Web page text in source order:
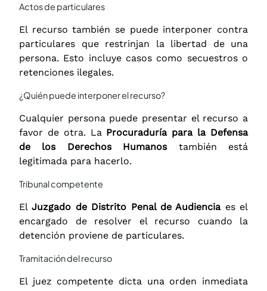
Actos de particulares
El recurso también se puede interponer contra
particulares que restrinjan la libertad de una
persona. Esto incluye casos como secuestros o
retenciones ilegales.
¿Quién puede interponer el recurso?
Cualquier persona puede presentar el recurso a
favor de otra. La Procuraduría para la Defensa
de los Derechos Humanostambién está
legitimada para hacerlo.
Tribunal competente
ElJuzgado de Distrito Penal de Audienciaes el
encargado de resolver el recurso cuando la
detención proviene de particulares.
Tramitación del recurso
El juez competente dicta una orden inmediata